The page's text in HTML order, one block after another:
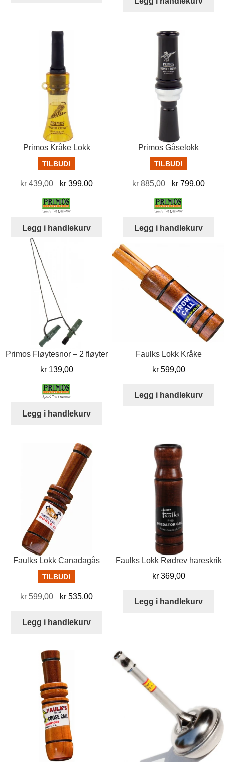
Primos Kråke Lokk
TILBUD!
kr439,00
Opprinnelig
pris
var:
kr 399,00Nåværende
Legg i handlekurv
Primos Gåselokk
TILBUD!
kr885,00
Opprinnelig
pris
var:
kr 799,00
Legg i handlekurv
Primos Fløytesnor – 2 fløyter
kr139,00
Legg i handlekurv
Faulks Lokk Kråke
kr599,00
Legg i handlekurv
Faulks Lokk Canadagås
TILBUD!
kr599,00
Opprinnelig
var:
kr 535,00Nåværende
Legg i handlekurv
Faulks Lokk Rødrev hareskrik
kr369,00
Legg i handlekurv